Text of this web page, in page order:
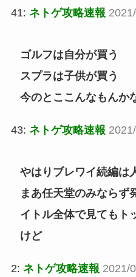
41: ネトゲ攻略速報
ゴルフは自分が買う
スプラは子供が買う
今のとここんなもんか
43: ネトゲ攻略速報
やはりブレワイ続編は
まあ任天堂のみならず
イトル全体で見てもト
けど
2: ネトゲ攻略速報 2021/